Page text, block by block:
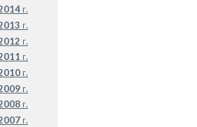
г.
г.
г.
г.
г.
г.
г.
г.